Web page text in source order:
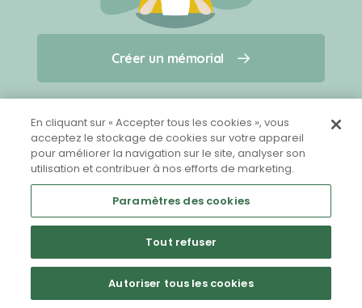
Créer un mémorial
Qui sommes-nous ?
Nous contacter
Partager sur Facebook
Créer un mémorial
En cliquant sur « Accepter tous les cookies », vous
acceptez le stockage de cookies sur votre appareil
pour améliorer la navigation sur le site, analyser son
utilisation et contribuer à nos efforts de marketing.
Paramètres des cookies
Tout refuser
Autoriser tous les cookies